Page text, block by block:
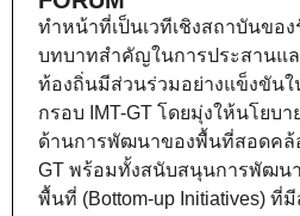
ทำหน้าที่เป็นเวทีเชิงสถาบันขอ
บทบาทสำคัญในการประสานแ
ท้องถิ่นมีส่วนร่วมอย่างแข็งขันใ
กรอบ IMT-GT โดยมุ่งให้นโยบ
ด้านการพัฒนาของพื้นที่สอดคล้
GT พร้อมทั้งสนับสนุนการพัฒน
พื้นที่ (Bottom-up Initiatives) ที่